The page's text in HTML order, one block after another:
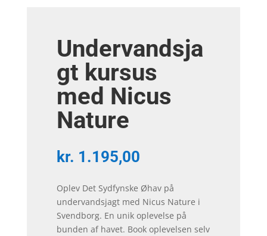
Undervandsja
gt kursus
med Nicus
Nature
kr. 1.195,00
Oplev Det Sydfynske Øhav på
undervandsjagt med Nicus Nature i
Svendborg. En unik oplevelse på
bunden af havet. Book oplevelsen selv